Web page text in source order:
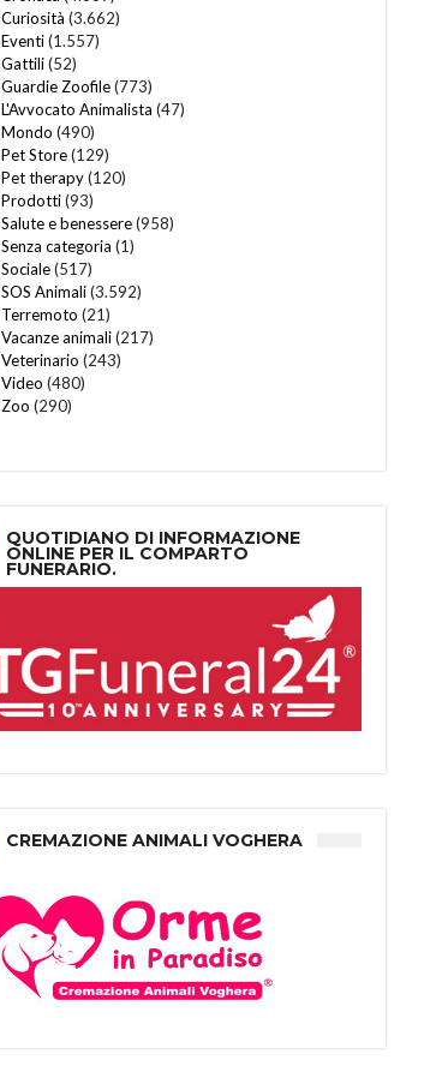
Curiosità (3.662)
Eventi(1.557)
Gattili(52)
Guardie Zoofile(773)
L'Avvocato Animalista (47)
Mondo (490)
Pet Store(129)
Pet therapy(120)
Prodotti(93)
Salute e benessere(958)
Senza categoria (1)
Sociale(517)
SOS Animali(3.592)
Terremoto (21)
Vacanze animali(217)
Veterinario (243)
Video (480)
Zoo (290)
QUOTIDIANO DI INFORMAZIONE
ONLINE PER IL COMPARTO
FUNERARIO.
CREMAZIONE ANIMALI VOGHERA